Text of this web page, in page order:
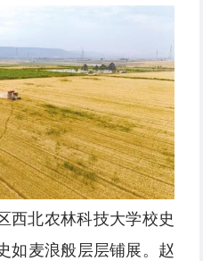
西北农林科技大学校史
如麦浪般层层铺展。赵